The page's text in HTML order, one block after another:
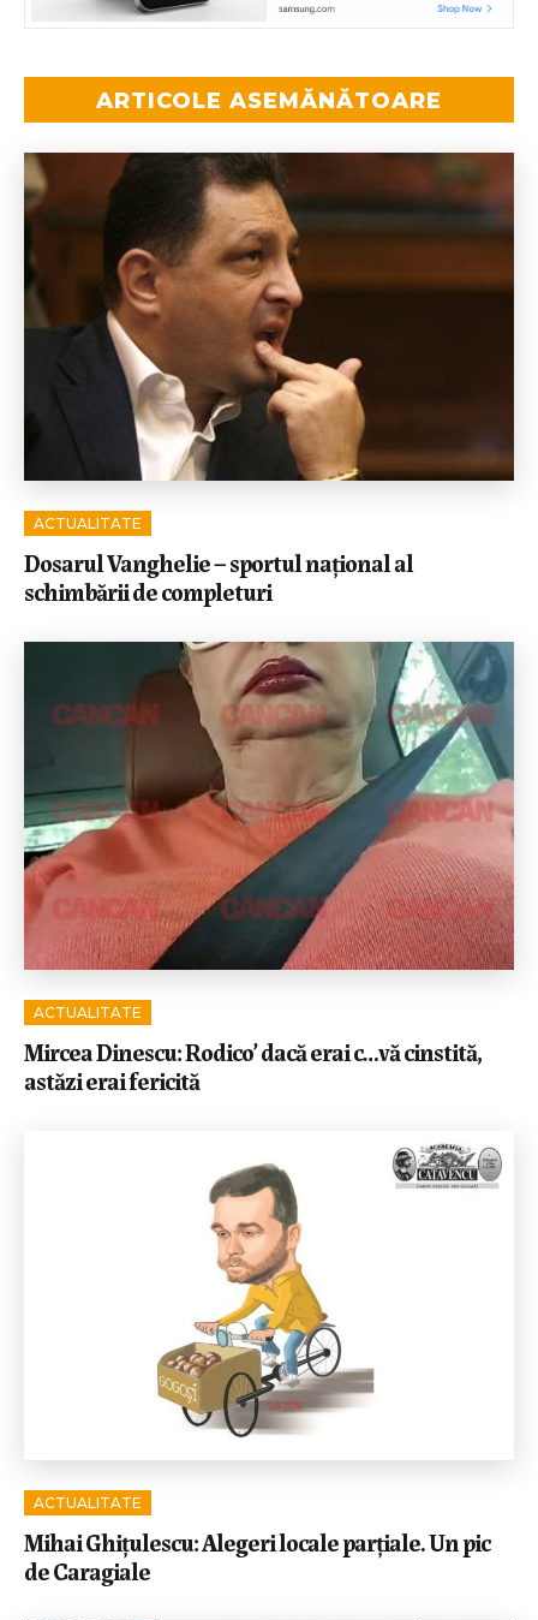
ARTICOLE ASEMĂNĂTOARE
ACTUALITATE
Dosarul Vanghelie – sportul național al
schimbării de completuri
ACTUALITATE
Mircea Dinescu: Rodico’ dacă erai c…vă cinstită,
astăzi erai fericită
ACTUALITATE
Mihai Ghițulescu: Alegeri locale parțiale. Un pic
de Caragiale